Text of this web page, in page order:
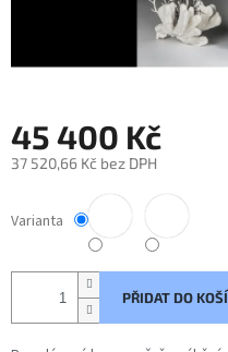
45 400 Kč
37 520,66 Kč bez DPH
cena:
Varianta
PŘIDAT DO